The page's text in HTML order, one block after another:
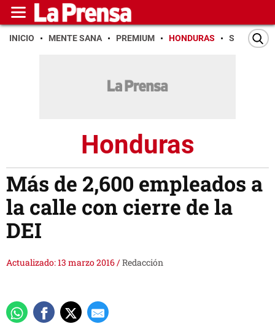
INICIO MENTE SANA PREMIUM HONDURAS SAN PEDRO
Honduras
Más de 2,600 empleados a
la calle con cierre de la
DEI
Actualizado: 13 marzo 2016/Redacción